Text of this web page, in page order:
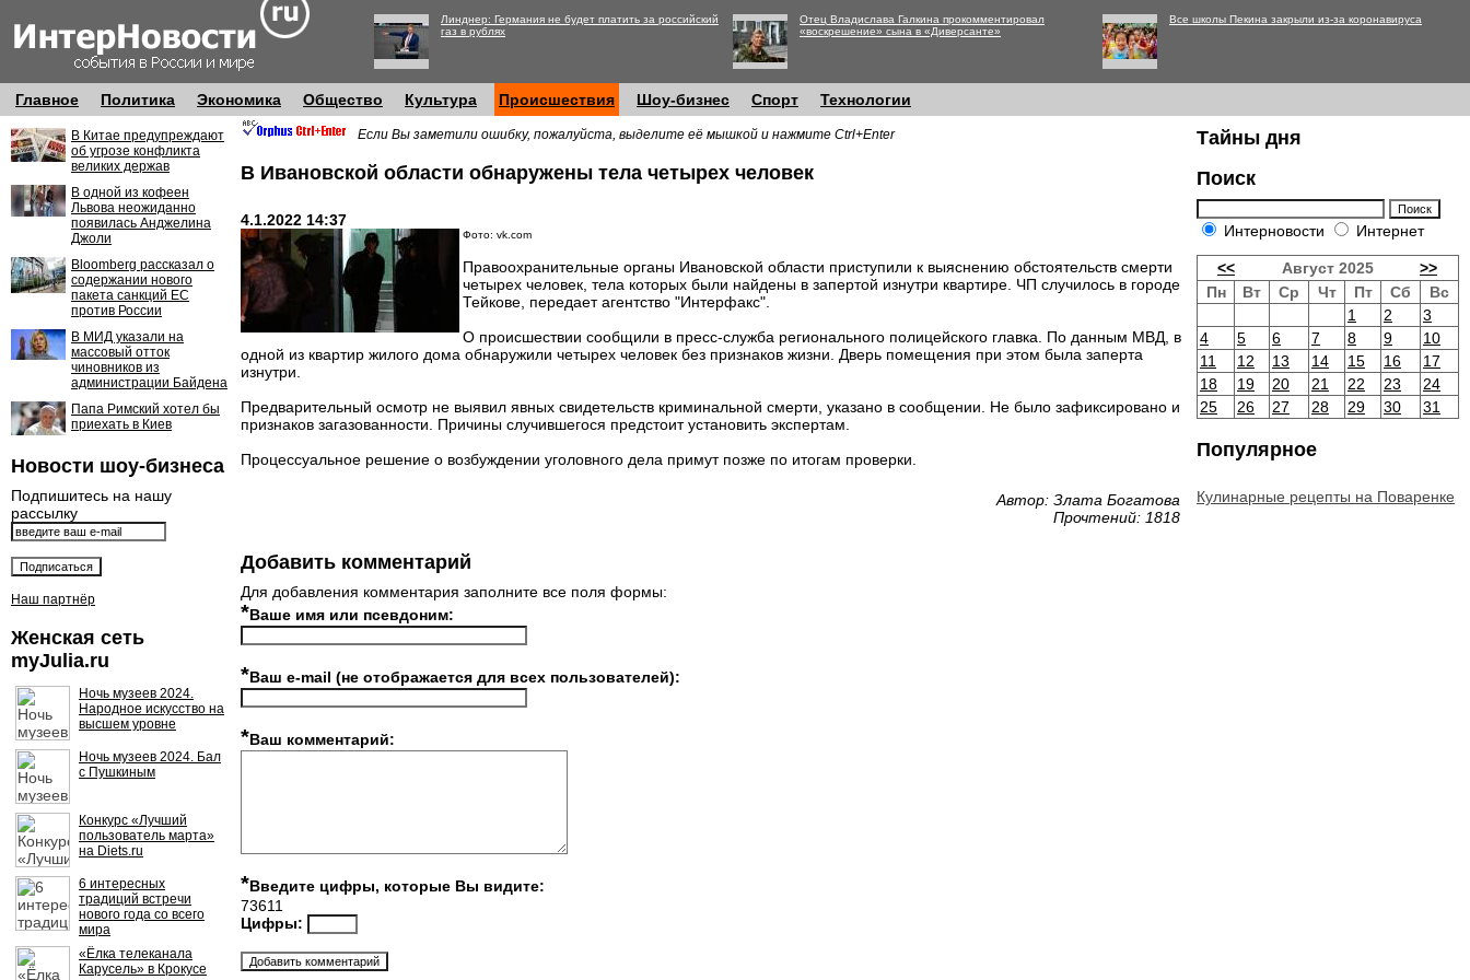
Линднер: Германия не будет платить за российский
газ в рублях
Отец Владислава Галкина прокомментировал
«воскрешение» сына в «Диверсанте»
Все школы Пекина закрыли из-за коронавируса
Главное Политика Экономика Общество Культура Происшествия Шоу-бизнес Спорт Технологии
В Китае предупреждают
об угрозе конфликта
великих держав
В одной из кофеен
Львова неожиданно
появилась Анджелина
Джоли
Bloomberg рассказал о
содержании нового
пакета санкций ЕС
против России
В МИД указали на
массовый отток
чиновников из
администрации Байдена
Папа Римский хотел бы
приехать в Киев
Новости шоу-бизнеса
Подпишитесь на нашу
рассылку
Наш партнёр
Женская сеть
myJulia.ru
Ночь музеев 2024.
Народное искусство на
высшем уровне
Ночь музеев 2024. Бал
с Пушкиным
Конкурс «Лучший
пользователь марта»
на Diets.ru
6 интересных
традиций встречи
нового года со всего
мира
«Ёлка телеканала
Карусель» в Крокусе
Если Вы заметили ошибку, пожалуйста, выделите её мышкой и нажмите Ctrl+Enter
В Ивановской области обнаружены тела четырех человек
4.1.2022 14:37
Фото: vk.com
Правоохранительные органы Ивановской области приступили к выяснению обстоятельств смерти
четырех человек, тела которых были найдены в запертой изнутри квартире. ЧП случилось в городе
Тейкове, передает агентство "Интерфакс".
О происшествии сообщили в пресс-служба регионального полицейского главка. По данным МВД, в
одной из квартир жилого дома обнаружили четырех человек без признаков жизни. Дверь помещения при этом была заперта
изнутри.
Предварительный осмотр не выявил явных свидетельств криминальной смерти, указано в сообщении. Не было зафиксировано и
признаков загазованности. Причины случившегося предстоит установить экспертам.
Процессуальное решение о возбуждении уголовного дела примут позже по итогам проверки.
Автор: Злата Богатова
Прочтений: 1818
Добавить комментарий
Для добавления комментария заполните все поля формы:
*Ваше имя или псевдоним:
*Ваш e-mail (не отображается для всех пользователей):
*Ваш комментарий:
*Введите цифры, которые Вы видите:
73611
Цифры:
Тайны дня
Поиск
Интерновости Интернет
<< Август 2025
>>
Пн
Вт Ср Чт Пт Сб
Вс
1
2
3
4
5 6 7 8 9
10
11
12 13 14 15 16
17
18
19 20 21 22 23
24
25
26 27 28 29 30 31
Популярное
Кулинарные рецепты на Поваренке